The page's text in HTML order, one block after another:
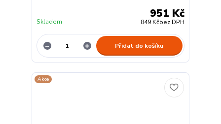
951 Kč
849 Kčbez DPH
Skladem
Přidat do košíku
Akce